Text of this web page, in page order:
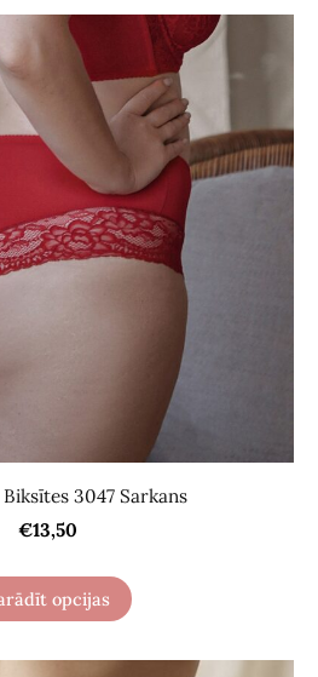
3047 Sarkans
€13,50
opcijas